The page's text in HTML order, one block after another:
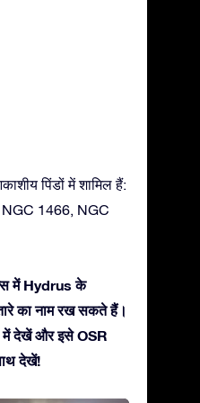
पिंडों में शामिल हैं:
1466, NGC
में Hydrus के
का नाम रख सकते हैं।
में देखें और इसे OSR
देखें!